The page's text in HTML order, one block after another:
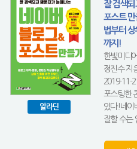
알라딘
잘 검색
포스트 만
법부터
까지!
한빛미디어
정진수 지
2019-11-
포스팅한
있다!네이
잘할 수는